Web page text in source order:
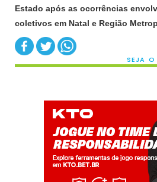
Estado após as ocorrências
coletivos em Natal e Região
SEJA O